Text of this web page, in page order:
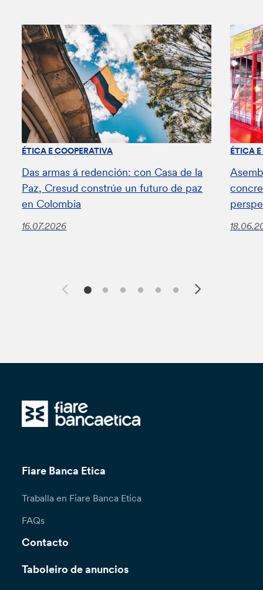
ÉTICA E COOPERATIVA
Das armas á redención: con Casa de la
Paz, Cresud constrúe un futuro de paz
en Colombia
16.07.2026
ÉTICA
Fiare Banca Etica
Traballa en Fiare Banca Etica
FAQs
Contacto
Taboleiro de anuncios